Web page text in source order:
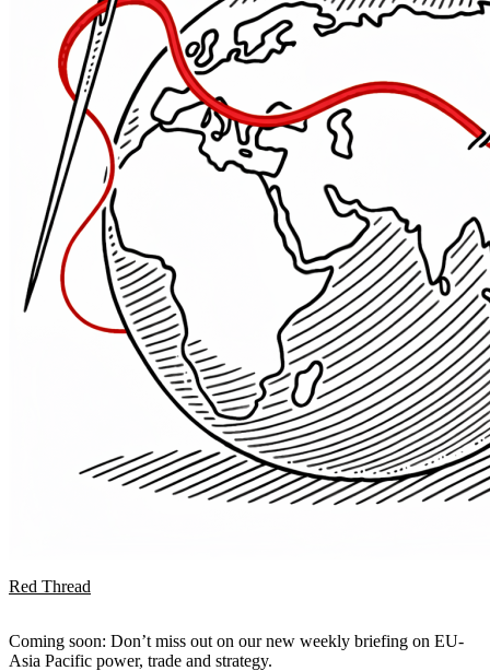
Red Thread
Coming soon: Don’t miss out on our new weekly briefing on EU-
Asia Pacific power, trade and strategy.